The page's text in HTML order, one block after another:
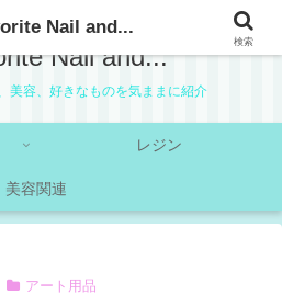
Nail and...
美容、好きなものを気ままに紹介
レジン
美容関連
アート用品
Nail and...
検索